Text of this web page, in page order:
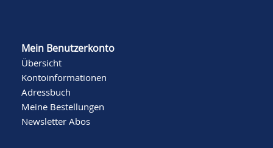
Mein Benutzerkonto
Übersicht
Kontoinformationen
Adressbuch
Meine Bestellungen
Newsletter Abos